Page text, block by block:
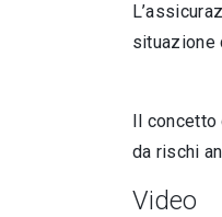
situazione
Il concetto
da rischi
Video